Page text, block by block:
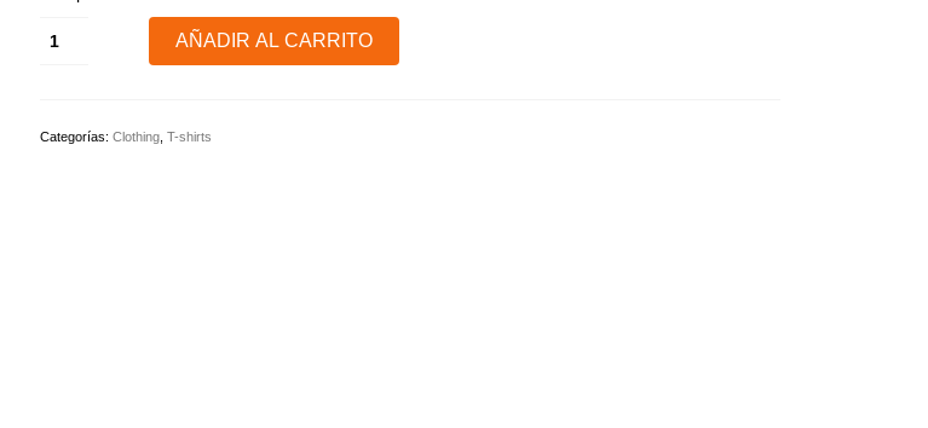
Logo
AÑADIR AL CARRITO
Categorías: Clothing, T-shirts